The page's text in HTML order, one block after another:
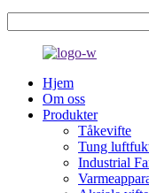
Hjem
Om oss
Produkter
Tåkevifte
Tung
Industrial